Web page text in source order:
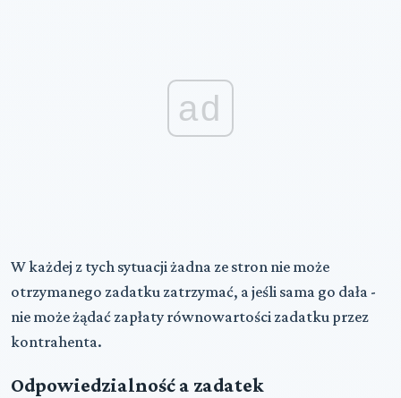
ad
W każdej z tych sytuacji żadna ze stron nie może
otrzymanego zadatku zatrzymać, a jeśli sama go dała -
nie może żądać zapłaty równowartości zadatku przez
kontrahenta.
Odpowiedzialność a zadatek